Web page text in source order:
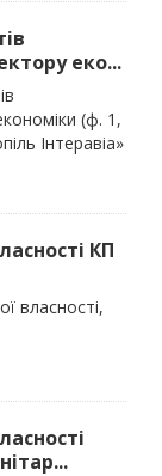
еко...
(ф. 1,
Інтеравіа»
КП
власності,